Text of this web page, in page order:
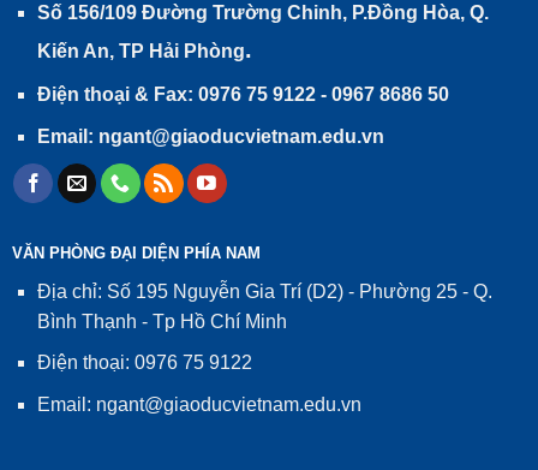
Số 156/109 Đường Trường Chinh, P.Đồng Hòa, Q.
Kiến An, TP Hải Phòng.
Điện thoại & Fax: 0976 75 9122 - 0967 8686 50
Email: ngant@giaoducvietnam.edu.vn
VĂN PHÒNG ĐẠI DIỆN PHÍA NAM
Địa chỉ: Số 195 Nguyễn Gia Trí (D2) - Phường 25 - Q.
Bình Thạnh - Tp Hồ Chí Minh
Điện thoại: 0976 75 9122
Email: ngant@giaoducvietnam.edu.vn